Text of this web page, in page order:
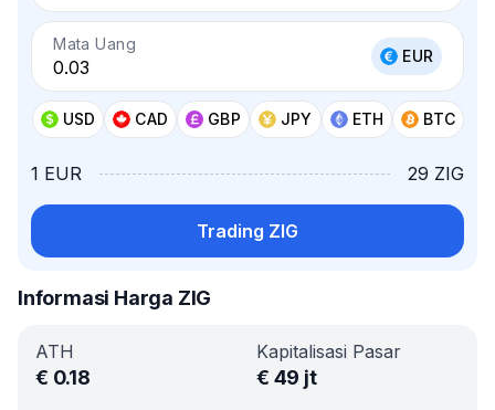
Mata Uang
EUR
USD CAD GBP JPY ETH BTC
1 EUR 29 ZIG
Trading ZIG
Informasi Harga ZIG
ATH
€ 0.18
Kapitalisasi Pasar
€ 49 jt